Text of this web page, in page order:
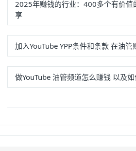
2025年赚钱的行业：400多个有价值
享
加入YouTube YPP条件和条款 在油管
做YouTube 油管频道怎么赚钱 以及